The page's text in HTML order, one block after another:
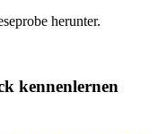
herunter.
kennenlernen